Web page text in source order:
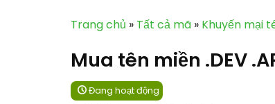
Trang chủ » Tất cả mã » Khuyến mại
Mua tên miền .DEV
Đang hoạt động